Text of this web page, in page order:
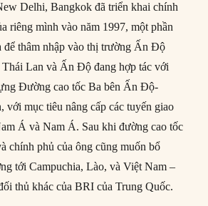
Delhi, Bangkok đã triển khai chính
riêng mình vào năm 1997, một phần
để thâm nhập vào thị trường Ấn Độ
Lan và Ấn Độ đang hợp tác với
Đường cao tốc Ba bên Ấn Độ-
với mục tiêu nâng cấp các tuyến giao
Á và Nam Á. Sau khi đường cao tốc
chính phủ của ông cũng muốn bổ
tới Campuchia, Lào, và Việt Nam –
thủ khác của BRI của Trung Quốc.